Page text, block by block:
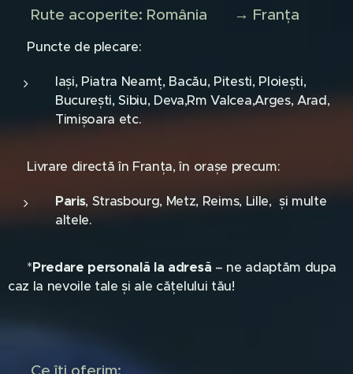
🗺️ Rute acoperite: România 🇷🇴 → Franța 🇫🇷
🚐 Puncte de plecare:
Iași, Piatra Neamț, Bacău, Pitesti, Ploiești,
București, Sibiu, Deva,Rm Valcea,Arges, Arad,
Timișoara etc.
📍 Livrare directă în Franța, în orașe precum:
Paris, Strasbourg, Metz, Reims, Lille, și multe
altele.
📦 *Predare personală la adresă – ne adaptăm dupa
caz la nevoile tale și ale cățelului tău!
✅ Ce îți oferim: